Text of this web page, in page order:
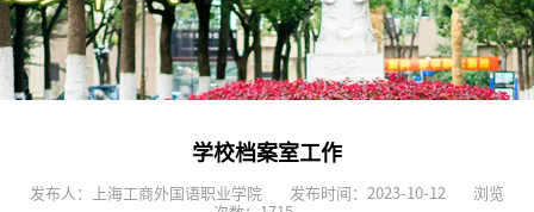
学校档案室工作
发布人：上海工商外国语职业学院 发布时间：2023-10-12
浏览